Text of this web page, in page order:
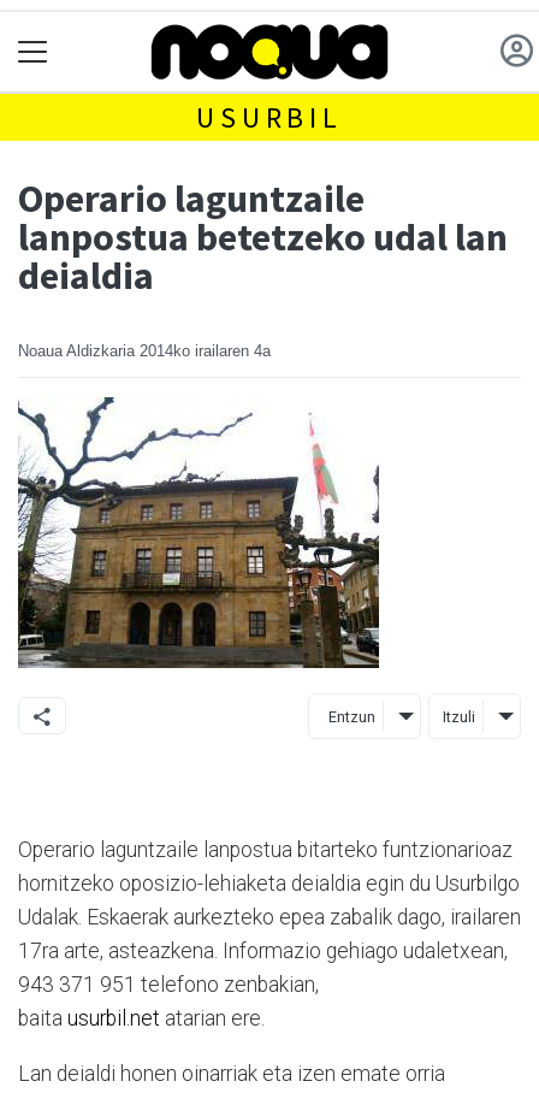
USURBIL
Operario laguntzaile
lanpostua betetzeko udal lan
deialdia
Noaua Aldizkaria 2014ko irailaren 4a
Entzun Itzuli
Operario laguntzaile lanpostua bitarteko funtzionarioaz
hornitzeko oposizio-lehiaketa deialdia egin du Usurbilgo
Udalak. Eskaerak aurkezteko epea zabalik dago, irailaren
17ra arte, asteazkena. Informazio gehiago udaletxean,
943 371 951 telefono zenbakian,
baita usurbil.net atarian ere.
Lan deialdi honen oinarriak eta izen emate orria